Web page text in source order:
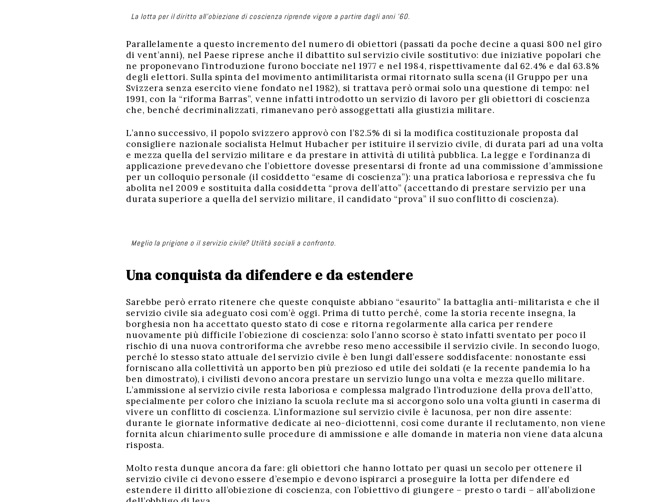
La lotta per il diritto all’obiezione di coscienza riprende vigore a partire dagli anni ’60.
Parallelamente a questo incremento del numero di obiettori (passati da poche decine a quasi 800 nel giro
di vent’anni), nel Paese riprese anche il dibattito sul servizio civile sostitutivo: due iniziative popolari che
ne proponevano l’introduzione furono bocciate nel 1977 e nel 1984, rispettivamente dal 62.4% e dal 63.8%
degli elettori. Sulla spinta del movimento antimilitarista ormai ritornato sulla scena (il Gruppo per una
Svizzera senza esercito viene fondato nel 1982), si trattava però ormai solo una questione di tempo: nel
1991, con la “riforma Barras”, venne infatti introdotto un servizio di lavoro per gli obiettori di coscienza
che, benché decriminalizzati, rimanevano però assoggettati alla giustizia militare.
L’anno successivo, il popolo svizzero approvò con l’82.5% di sì la modifica costituzionale proposta dal
consigliere nazionale socialista Helmut Hubacher per istituire il servizio civile, di durata pari ad una volta
e mezza quella del servizio militare e da prestare in attività di utilità pubblica. La legge e l’ordinanza di
applicazione prevedevano che l’obiettore dovesse presentarsi di fronte ad una commissione d’ammissione
per un colloquio personale (il cosiddetto “esame di coscienza”): una pratica laboriosa e repressiva che fu
abolita nel 2009 e sostituita dalla cosiddetta “prova dell’atto” (accettando di prestare servizio per una
durata superiore a quella del servizio militare, il candidato “prova” il suo conflitto di coscienza).
Meglio la prigione o il servizio civile? Utilità sociali a confronto.
Una conquista da difendere e da estendere
Sarebbe però errato ritenere che queste conquiste abbiano “esaurito” la battaglia anti-militarista e che il
servizio civile sia adeguato così com’è oggi. Prima di tutto perché, come la storia recente insegna, la
borghesia non ha accettato questo stato di cose e ritorna regolarmente alla carica per rendere
nuovamente più difficile l’obiezione di coscienza: solo l’anno scorso è stato infatti sventato per poco il
rischio di una nuova controriforma che avrebbe reso meno accessibile il servizio civile. In secondo luogo,
perché lo stesso stato attuale del servizio civile è ben lungi dall’essere soddisfacente: nonostante essi
forniscano alla collettività un apporto ben più prezioso ed utile dei soldati (e la recente pandemia lo ha
ben dimostrato), i civilisti devono ancora prestare un servizio lungo una volta e mezza quello militare.
L’ammissione al servizio civile resta laboriosa e complessa malgrado l’introduzione della prova dell’atto,
specialmente per coloro che iniziano la scuola reclute ma si accorgono solo una volta giunti in caserma di
vivere un conflitto di coscienza. L’informazione sul servizio civile è lacunosa, per non dire assente:
durante le giornate informative dedicate ai neo-diciottenni, così come durante il reclutamento, non viene
fornita alcun chiarimento sulle procedure di ammissione e alle domande in materia non viene data alcuna
risposta.
Molto resta dunque ancora da fare: gli obiettori che hanno lottato per quasi un secolo per ottenere il
servizio civile ci devono essere d’esempio e devono ispirarci a proseguire la lotta per difendere ed
estendere il diritto all’obiezione di coscienza, con l’obiettivo di giungere – presto o tardi – all’abolizione